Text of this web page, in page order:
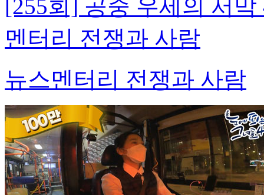
[255회] 공중 우세의 서
멘터리 전쟁과 사람
뉴스멘터리 전쟁과 사람